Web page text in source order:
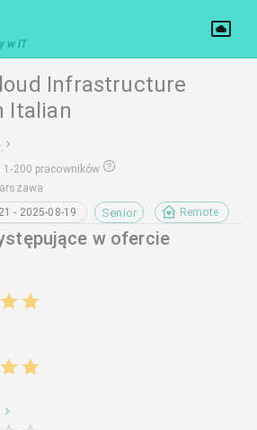
w IT
Infrastructure
Italian
1-200 pracowników
- 2025-08-19
Senior Remote
w ofercie